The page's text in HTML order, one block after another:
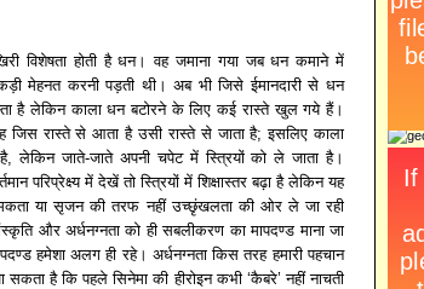
विशेषता होती है धन। वह जमाना गया जब धन कमाने में
मेहनत करनी पड़ती थी। अब भी जिसे ईमानदारी से धन
है लेकिन काला धन बटोरने के लिए कई रास्ते खुल गये हैं।
जिस रास्ते से आता है उसी रास्ते से जाता है; इसलिए काला
लेकिन जाते-जाते अपनी चपेट में स्त्रियों को ले जाता है।
परिप्रेक्ष्य में देखें तो स्त्रियों में शिक्षास्तर बढ़ा है लेकिन यह
या सृजन की तरफ नहीं उच्छृंखलता की ओर ले जा रही
और अर्धनग्नता को ही सबलीकरण का मापदण्ड माना जा
हमेशा अलग ही रहे। अर्धनग्नता किस तरह हमारी पहचान
है कि पहले सिनेमा की हीरोइन कभी ‘कैबरे’ नहीं नाचती